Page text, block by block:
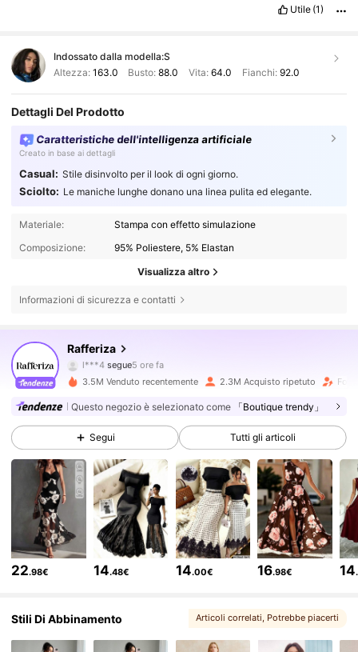
Utile (1)
Indossato dalla modella:S
Altezza: 163.0 Busto:88.0 Vita: 64.0 Fianchi: 92.0
Dettagli Del Prodotto
Caratteristiche dell'intelligenza artificiale
Creato in base ai dettagli
Casual: Stile disinvolto per il look di ogni giorno.
Sciolto: Le maniche lunghe donano una linea pulita ed elegante.
Materiale:
Stampa con effetto simulazione
Composizione:
95% Poliestere, 5% Elastan
Visualizza altro
Informazioni di sicurezza e contatti
Rafferiza
l***4 segue5 ore fa
4.82 949K Follower
4.82 949K Follower
4.82 949K Follower
3.5M Venduto recentemente 2.3M Acquisto ripetuto
Questo negozio è selezionato come 「Boutique trendy」
Segui Tutti gli articoli
22.98€ 14.48€ 14.00€ 16.98€ 14
Stili Di Abbinamento Articoli correlati, Potrebbe piacerti